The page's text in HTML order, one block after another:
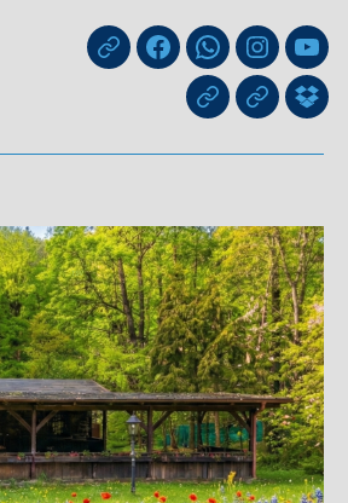
nuLigaFacebookWhatsApp-
Kanal
GIPHYThreads